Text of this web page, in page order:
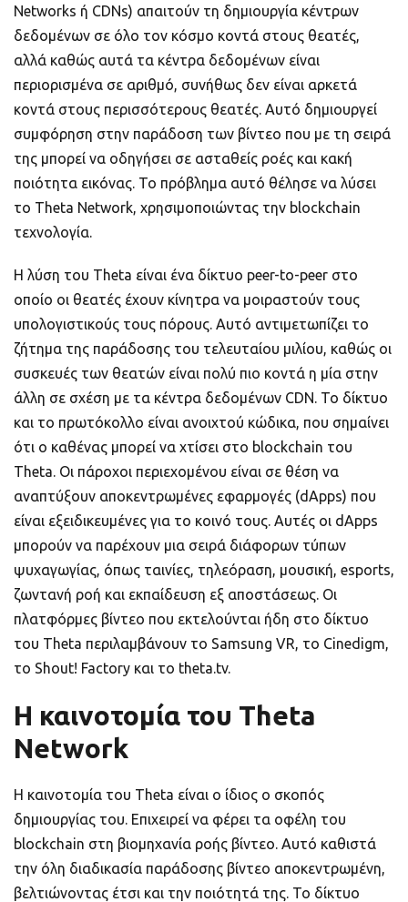
Networks ή CDNs) απαιτούν τη δημιουργία κέντρων
δεδομένων σε όλο τον κόσμο κοντά στους θεατές,
αλλά καθώς αυτά τα κέντρα δεδομένων είναι
περιορισμένα σε αριθμό, συνήθως δεν είναι αρκετά
κοντά στους περισσότερους θεατές. Αυτό δημιουργεί
συμφόρηση στην παράδοση των βίντεο που με τη σειρά
της μπορεί να οδηγήσει σε ασταθείς ροές και κακή
ποιότητα εικόνας. Το πρόβλημα αυτό θέλησε να λύσει
το Theta Network, χρησιμοποιώντας την blockchain
τεχνολογία.
Η λύση του Theta είναι ένα δίκτυο peer-to-peer στο
οποίο οι θεατές έχουν κίνητρα να μοιραστούν τους
υπολογιστικούς τους πόρους. Αυτό αντιμετωπίζει το
ζήτημα της παράδοσης του τελευταίου μιλίου, καθώς οι
συσκευές των θεατών είναι πολύ πιο κοντά η μία στην
άλλη σε σχέση με τα κέντρα δεδομένων CDN. Το δίκτυο
και το πρωτόκολλο είναι ανοιχτού κώδικα, που σημαίνει
ότι ο καθένας μπορεί να χτίσει στο blockchain του
Theta. Οι πάροχοι περιεχομένου είναι σε θέση να
αναπτύξουν αποκεντρωμένες εφαρμογές (dApps) που
είναι εξειδικευμένες για το κοινό τους. Αυτές οι dApps
μπορούν να παρέχουν μια σειρά διάφορων τύπων
ψυχαγωγίας, όπως ταινίες, τηλεόραση, μουσική, esports,
ζωντανή ροή και εκπαίδευση εξ αποστάσεως. Οι
πλατφόρμες βίντεο που εκτελούνται ήδη στο δίκτυο
του Theta περιλαμβάνουν το Samsung VR, το Cinedigm,
το Shout! Factory και το theta.tv.
Η καινοτομία του Theta
Network
Η καινοτομία του Theta είναι ο ίδιος ο σκοπός
δημιουργίας του. Επιχειρεί να φέρει τα οφέλη του
blockchain στη βιομηχανία ροής βίντεο. Αυτό καθιστά
την όλη διαδικασία παράδοσης βίντεο αποκεντρωμένη,
βελτιώνοντας έτσι και την ποιότητά της. Το δίκτυο